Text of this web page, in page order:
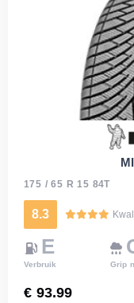
175 / 65 R 15 84T
8.3
E
Verbruik Grip
€ 93.99